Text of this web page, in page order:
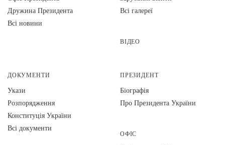
Дружина Президента
Всі новини
Всі галереї
ВІДЕО
ДОКУМЕНТИ
Укази
Розпорядження
Конституція України
Всі документи
ПРЕЗИДЕНТ
Біографія
Про Президента України
ОФІС